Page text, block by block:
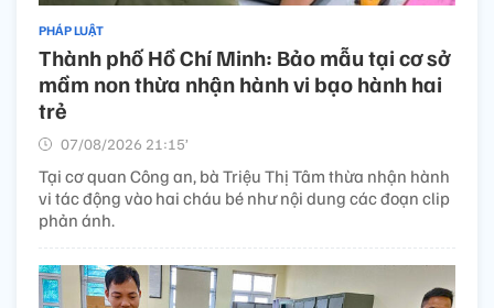
PHÁP LUẬT
Thành phố Hồ Chí Minh: Bảo mẫu tại cơ sở
mầm non thừa nhận hành vi bạo hành hai
trẻ
07/08/2026 21:15’
Tại cơ quan Công an, bà Triệu Thị Tâm thừa nhận hành
vi tác động vào hai cháu bé như nội dung các đoạn clip
phản ánh.